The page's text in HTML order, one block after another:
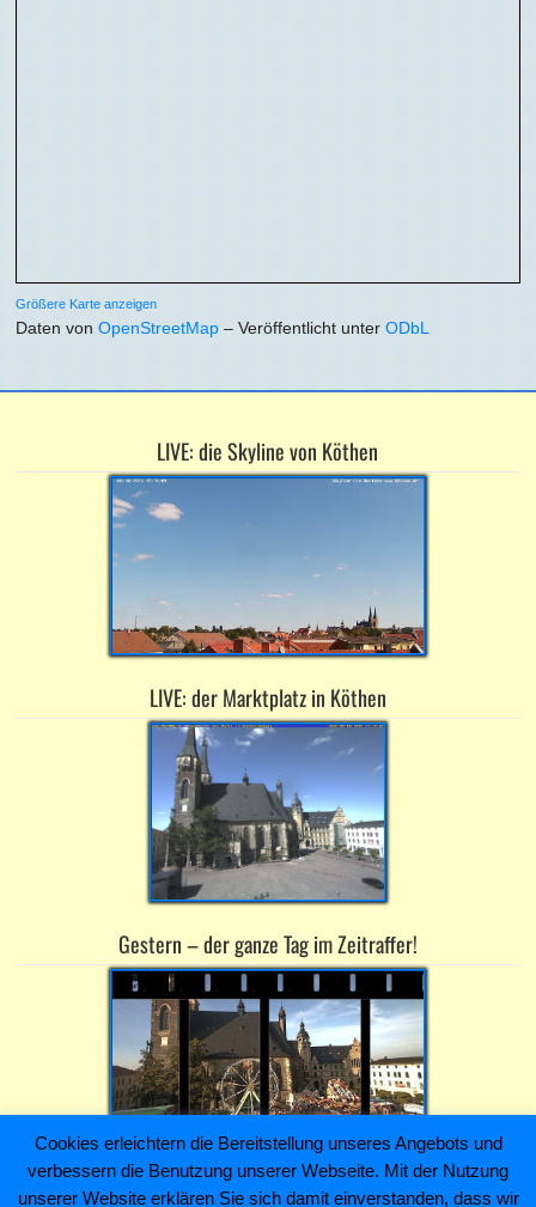
Größere Karte anzeigen
Daten vonOpenStreetMap – Veröffentlicht unterODbL
LIVE: die Skyline von Köthen
LIVE: der Marktplatz in Köthen
Gestern – der ganze Tag im Zeitraffer!
Heiko Kaiser Immobilien & Hausverwaltung ~ Schloßstraße 4 ~
Cookies erleichtern die Bereitstellung unseres Angebots und
verbessern die Benutzung unserer Webseite. Mit der Nutzung
unserer Website erklären Sie sich damit einverstanden, dass wir